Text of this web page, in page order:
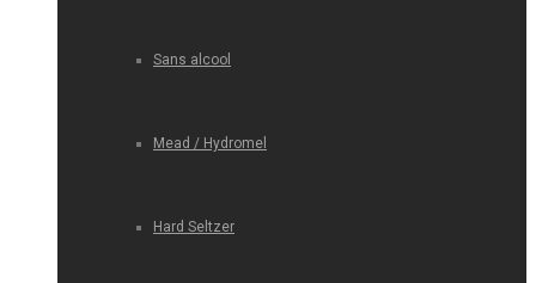
Sans alcool
Mead / Hydromel
Hard Seltzer